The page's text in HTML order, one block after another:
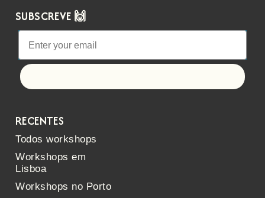
SUBSCREVE 🙌
RECENTES
Todos workshops
Workshops em
Lisboa
Workshops no Porto